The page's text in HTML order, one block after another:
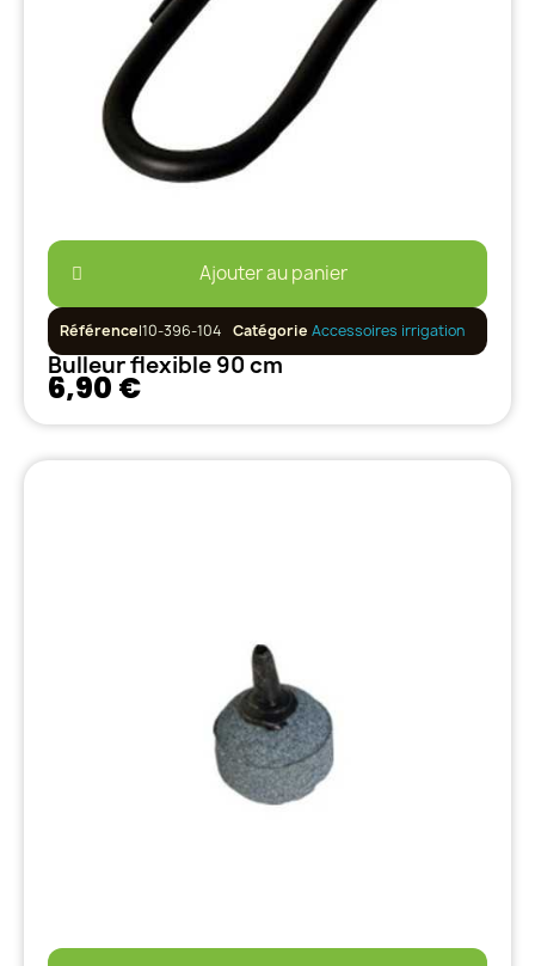
Ajouter au panier
RéférenceI10-396-104 Catégorie Accessoires irrigation
Bulleur flexible 90 cm
6,90 €